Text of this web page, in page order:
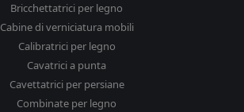
Bricchettatrici per legno
Cabine di verniciatura mobili
Calibratrici per legno
Cavatrici a punta
Cavettatrici per persiane
Combinate per legno